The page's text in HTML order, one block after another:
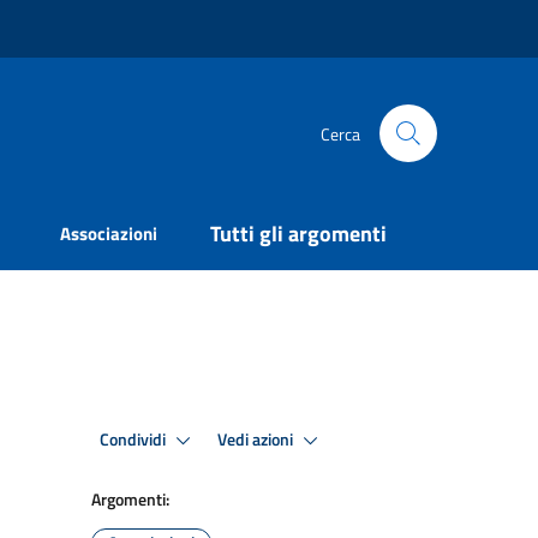
Cerca
Associazioni Tutti gli argomenti
Condividi Vedi azioni
Argomenti: